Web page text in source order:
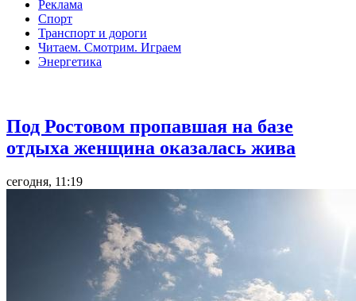
Реклама
Спорт
Транспорт и дороги
Читаем. Смотрим. Играем
Энергетика
Под Ростовом пропавшая на базе
отдыха женщина оказалась жива
сегодня, 11:19